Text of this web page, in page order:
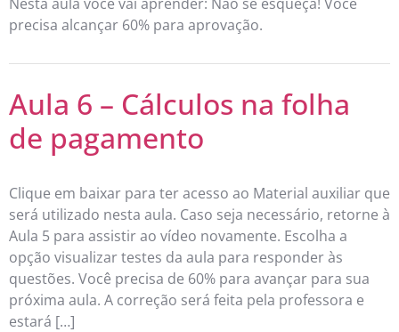
precisa alcançar 60% para aprovação.
Aula 6 – Cálculos na folha
de pagamento
Clique em baixar para ter acesso ao Material auxiliar que
será utilizado nesta aula. Caso seja necessário, retorne à
Aula 5 para assistir ao vídeo novamente. Escolha a
opção visualizar testes da aula para responder às
questões. Você precisa de 60% para avançar para sua
próxima aula. A correção será feita pela professora e
estará […]